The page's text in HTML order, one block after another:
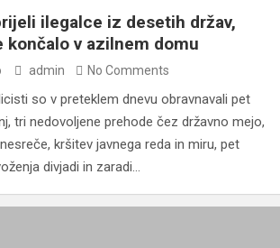
ilegalce iz desetih držav,
končalo v azilnem domu
admin No Comments
so v preteklem dnevu obravnavali pet
tri nedovoljene prehode čez državno mejo,
kršitev javnega reda in miru, pet
divjadi in zaradi…